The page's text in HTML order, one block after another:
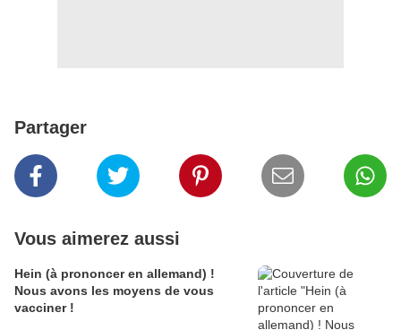
Partager
Vous aimerez aussi
Hein (à prononcer en allemand) !
Nous avons les moyens de vous
vacciner !